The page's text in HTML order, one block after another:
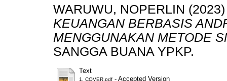
WARUWU, NOPERLIN
KEUANGAN BERBASIS
MENGGUNAKAN METODE
SANGGA BUANA YPKP.
Text
1. COVER.pdf - Accepted Version